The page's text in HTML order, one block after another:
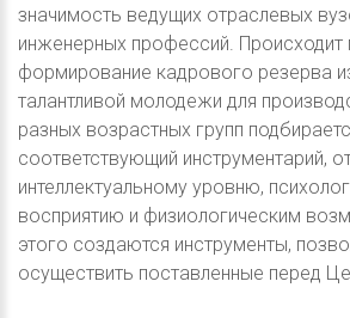
значимость ведущих отраслевых
инженерных профессий. Происходит
формирование кадрового резерва
талантливой молодежи для
разных возрастных групп
соответствующий инструментарий,
интеллектуальному уровню,
восприятию и физиологическим
этого создаются инструменты,
осуществить поставленные перед